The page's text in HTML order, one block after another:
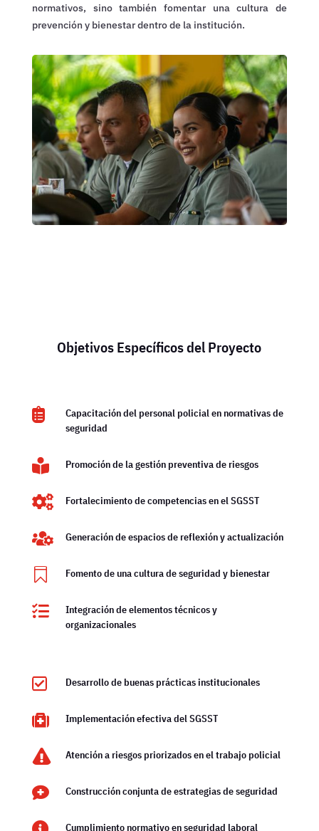
normativos, sino también fomentar una cultura de
prevención y bienestar dentro de la institución.
Objetivos Específicos del Proyecto

Capacitación del personal policial en normativas de
seguridad
 Promoción de la gestión preventiva de riesgos
 Fortalecimiento de competencias en el SGSST
 Generación de espacios de reflexión y actualización
 Fomento de una cultura de seguridad y bienestar

Integración de elementos técnicos y
organizacionales
 Desarrollo de buenas prácticas institucionales
 Implementación efectiva del SGSST
 Atención a riesgos priorizados en el trabajo policial
 Construcción conjunta de estrategias de seguridad
Cumplimiento normativo en seguridad laboral